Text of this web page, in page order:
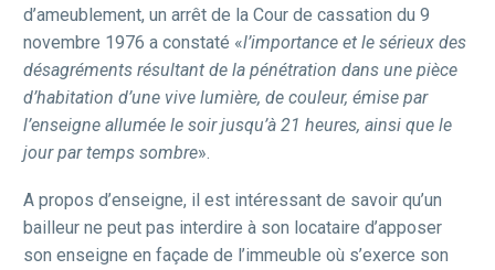
d’ameublement, un arrêt de la Cour de cassation du 9
novembre 1976 a constaté «l’importance et le sérieux des
désagréments résultant de la pénétration dans une pièce
d’habitation d’une vive lumière, de couleur, émise par
l’enseigne allumée le soir jusqu’à 21 heures, ainsi que le
jour par temps sombre».
A propos d’enseigne, il est intéressant de savoir qu’un
bailleur ne peut pas interdire à son locataire d’apposer
son enseigne en façade de l’immeuble où s’exerce son